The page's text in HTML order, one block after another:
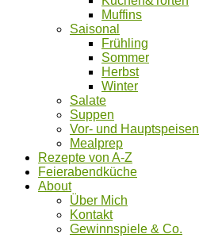
Muffins
Saisonal
Frühling
Sommer
Herbst
Winter
Salate
Suppen
Vor- und Hauptspeisen
Mealprep
Rezepte von A-Z
Feierabendküche
About
Über Mich
Kontakt
Gewinnspiele & Co.